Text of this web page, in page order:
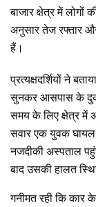
o
o
बाजार क्षेत्र में लोगों
अनुसार तेज रफ्तार
हैं।
प्रत्यक्षदर्शियों ने
सुनकर आसपास के
समय के लिए क्षेत्र में
सवार एक युवक घायल
नजदीकी अस्पताल
बाद उसकी हालत
गनीमत रही कि कार